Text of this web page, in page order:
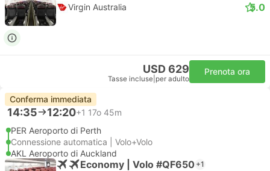
Virgin Australia 5.0
USD 629
Tasse incluse per adulto
Prenota ora
Conferma immediata
14:35 12:20+1 17o 45m
PER Aeroporto di Perth
Connessione automatica | Volo+Volo
AKL Aeroporto di Auckland
Economy | Volo #QF650 +1